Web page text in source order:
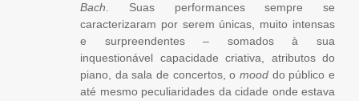
Bach . Suas performances sempre se
caracterizaram por serem únicas, muito intensas
e surpreendentes – somados à sua
inquestionável capacidade criativa, atributos do
piano, da sala de concertos, o mood do público e
até mesmo peculiaridades da cidade onde estava